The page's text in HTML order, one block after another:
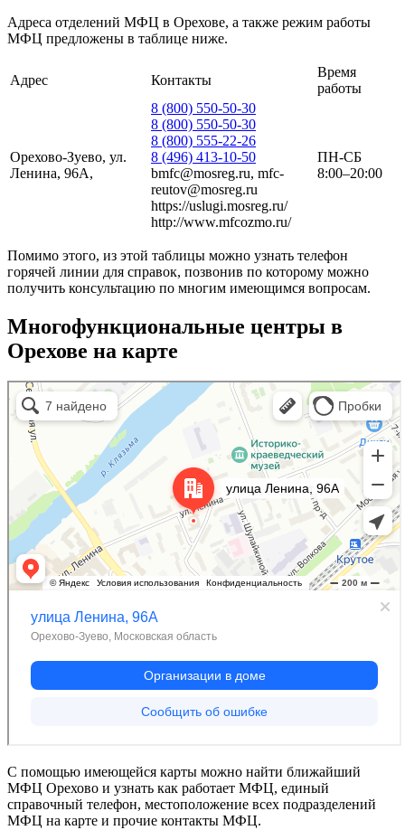
Адреса отделений МФЦ в Орехове, а также режим работы
МФЦ предложены в таблице ниже.
Адрес Контакты
Время
работы
Орехово-Зуево, ул.
Ленина, 96А,
8 (800) 550-50-30
8 (800) 550-50-30
8 (800) 555-22-26
8 (496) 413-10-50
bmfc@mosreg.ru, mfc-
reutov@mosreg.ru
https://uslugi.mosreg.ru/
http://www.mfcozmo.ru/
ПН-СБ
8:00–20:00
Помимо этого, из этой таблицы можно узнать телефон
горячей линии для справок, позвонив по которому можно
получить консультацию по многим имеющимся вопросам.
Многофункциональные центры в
Орехове на карте
С помощью имеющейся карты можно найти ближайший
МФЦ Орехово и узнать как работает МФЦ, единый
справочный телефон, местоположение всех подразделений
МФЦ на карте и прочие контакты МФЦ.